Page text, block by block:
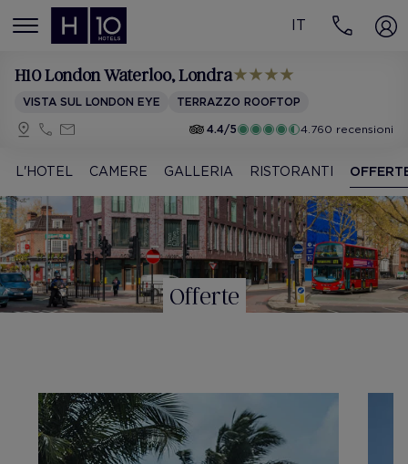
MENÚ
IT
H10 London Waterloo, Londra
VISTA SUL LONDON EYE
TERRAZZO ROOFTOP
4.4/5
4.760 recensioni
L'HOTEL CAMERE GALLERIA RISTORANTI
Offerte